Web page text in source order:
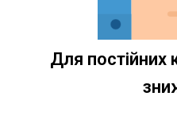
Для постійних